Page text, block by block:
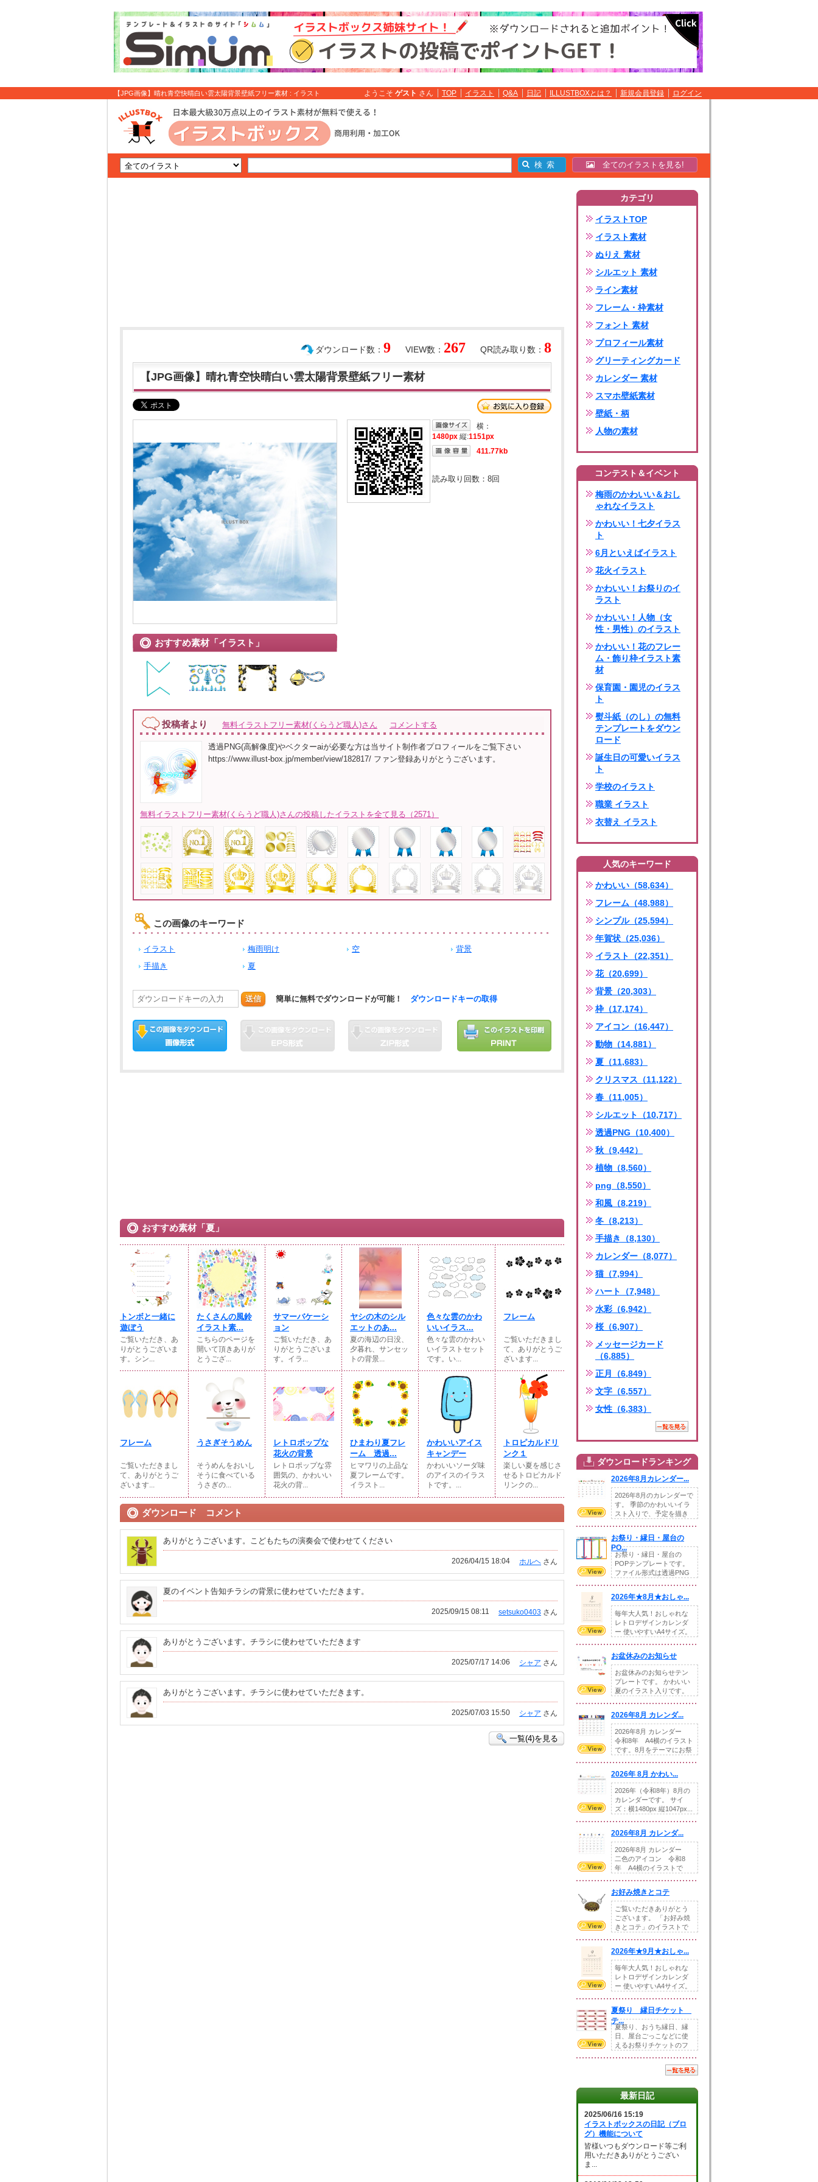
【JPG画像】晴れ青空快晴白い雲太陽背景壁紙フリー素材 : イラスト
ようこそ ゲスト さん TOP イラスト Q&A 日記 ILLUSTBOXとは？ 新規会員登録 ログイン
全てのイラストを見る!
QR読み取り数： 8
VIEW数： 267
ダウンロード数： 9
【JPG画像】晴れ青空快晴白い雲太陽背景壁紙フリー素材
おすすめ素材「イラスト」
横：
1480px 縦:1151px
411.77kb
読み取り回数： 8回
投稿者より 無料イラストフリー素材(くらうど職人)さん コメントする
透過PNG(高解像度)やベクターaiが必要な方は当サイト制作者プロフィールをご覧下さい
https://www.illust-box.jp/member/view/182817/ ファン登録ありがとうございます。
無料イラストフリー素材(くらうど職人)さんの投稿したイラストを全て見る（2571）
この画像のキーワード
イラスト 梅雨明け 空
背景
手描き
夏
送信 簡単に無料でダウンロードが可能！ ダウンロードキーの取得
おすすめ素材「夏」
トンボと一緒に
遊ぼう
ご覧いただき、あ
りがとうございま
す。シン...
たくさんの風鈴
イラスト素...
こちらのページを
開いて頂きありが
とうござ...
サマーバケーシ
ョン
ご覧いただき、あ
りがとうございま
す。イラ...
ヤシの木のシル
エットのあ...
夏の海辺の日没、
夕暮れ、サンセッ
トの背景...
色々な雲のかわ
いいイラス...
色々な雲のかわい
いイラストセット
です。い...
フレーム
ご覧いただきまし
て、ありがとうご
ざいます...
フレーム
ご覧いただきまし
て、ありがとうご
ざいます...
うさぎそうめん
そうめんをおいし
そうに食べている
うさぎの...
レトロポップな
花火の背景
レトロポップな雰
囲気の、かわいい
花火の背...
ひまわり夏フレ
ーム 透過...
ヒマワリの上品な
夏フレームです。
イラスト...
かわいいアイス
キャンデー
かわいいソーダ味
のアイスのイラス
トです。...
トロピカルドリ
ンク１
楽しい夏を感じさ
せるトロピカルド
リンクの...
ダウンロード コメント
ありがとうございます。こどもたちの演奏会で使わせてください
ホルヘ さん
2026/04/15 18:04
夏のイベント告知チラシの背景に使わせていただきます。
setsuko0403 さん
2025/09/15 08:11
ありがとうございます。チラシに使わせていただきます
シャア さん
2025/07/17 14:06
ありがとうございます。チラシに使わせていただきます。
シャア さん
2025/07/03 15:50
一覧(4)を見る
カテゴリ
イラストTOP
イラスト素材
ぬりえ 素材
シルエット 素材
ライン素材
フレーム・枠素材
フォント 素材
プロフィール素材
グリーティングカード
カレンダー 素材
スマホ壁紙素材
壁紙・柄
人物の素材
コンテスト＆イベント
梅雨のかわいい＆おし
ゃれなイラスト
かわいい！七夕イラス
ト
6月といえばイラスト
花火イラスト
かわいい！お祭りのイ
ラスト
かわいい！人物（女
性・男性）のイラスト
かわいい！花のフレー
ム・飾り枠イラスト素
材
保育園・園児のイラス
ト
熨斗紙（のし）の無料
テンプレートをダウン
ロード
誕生日の可愛いイラス
ト
学校のイラスト
職業 イラスト
衣替え イラスト
人気のキーワード
かわいい（58,634）
フレーム（48,988）
シンプル（25,594）
年賀状（25,036）
イラスト（22,351）
花（20,699）
背景（20,303）
枠（17,174）
アイコン（16,447）
動物（14,881）
夏（11,683）
クリスマス（11,122）
春（11,005）
シルエット（10,717）
透過PNG（10,400）
秋（9,442）
植物（8,560）
png（8,550）
和風（8,219）
冬（8,213）
手描き（8,130）
カレンダー（8,077）
猫（7,994）
ハート（7,948）
水彩（6,942）
桜（6,907）
メッセージカード
（6,885）
正月（6,849）
文字（6,557）
女性（6,383）
ダウンロードランキング
2026年8月カレンダー...
2026年8月のカレンダーで
す。 季節のかわいいイラ
スト入りで、予定を描き
お祭り・縁日・屋台の
PO...
お祭り・縁日・屋台の
POPテンプレートです。
ファイル形式は透過PNG
2026年★8月★おしゃ...
毎年大人気！おしゃれな
レトロデザインカレンダ
ー 使いやすいA4サイズ。
お盆休みのお知らせ
お盆休みのお知らせテン
プレートです。 かわいい
夏のイラスト入りです。
2026年8月 カレンダ...
2026年8月 カレンダー
令和8年 A4横のイラスト
です。8月をテーマにお祭
2026年 8月 かわい...
2026年（令和8年）8月の
カレンダーです。 サイ
ズ：横1480px 縦1047px...
2026年8月 カレンダ...
2026年8月 カレンダー
二色のアイコン 令和8
年 A4横のイラストで
お好み焼きとコテ
ご覧いただきありがとう
ございます。 「お好み焼
きとコテ」のイラストで
2026年★9月★おしゃ...
毎年大人気！おしゃれな
レトロデザインカレンダ
ー 使いやすいA4サイズ。
夏祭り 縁日チケット
テ...
夏祭り、おうち縁日、縁
日、屋台ごっこなどに使
えるお祭りチケットのフ
最新日記
2025/06/16 15:19
イラストボックスの日記（ブロ
グ）機能について
皆様いつもダウンロード等ご利
用いただきありがとうござい
ま...